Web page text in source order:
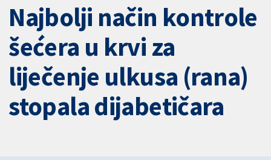
Najbolji način kontrole
šećera u krvi za
liječenje ulkusa (rana)
stopala dijabetičara